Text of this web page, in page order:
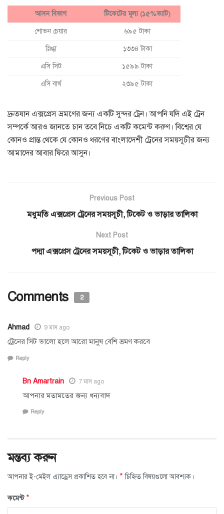
আসন বিভাগ টিকেটের মূল্য (১৫%ভ্যাট)
শোভন চেয়ার ৬৯৫ টাকা
স্নিগ্ধা ১৩৩৪ টাকা
এসি সিট ১৫৯৯ টাকা
এসি বার্থ ২৩৯৫ টাকা
দ্রুতযান এক্সপ্রেস ভ্রমণের জন্য একটি সুন্দর ট্রেন। আপনি যদি এই ট্রেন
সম্পর্কে আরও জানতে চান তবে নিচে একটি কমেন্ট করুণ। বিশ্বের যে
কোনও প্রান্ত থেকে যে কোনও ধরণের বাংলাদেশী ট্রেনের সময়সূচীর জন্য
আমাদের আবার ফিরে আসুন।
Previous Post
মধুমতি এক্সপ্রেস ট্রেনের সময়সূচী, টিকেট ও ভাড়ার তালিকা
Next Post
পদ্মা এক্সপ্রেস ট্রেনের সময়সূচী, টিকেট ও ভাড়ার তালিকা
Comments 2
Ahmad 9 মাস ago
ট্রেনের সিট ভালো হলে আরো মানুষ বেশি ভ্রমণ করবে
Reply
Bn Amartrain 7 মাস ago
আপনার মতামতের জন্য ধন্যবাদ
Reply
মন্তব্য করুন
আপনার ই-মেইল এ্যাড্রেস প্রকাশিত হবে না। * চিহ্নিত বিষয়গুলো আবশ্যক।
কমেন্ট*